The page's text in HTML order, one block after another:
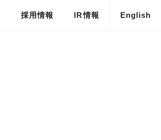
採用情報 IR情報 English